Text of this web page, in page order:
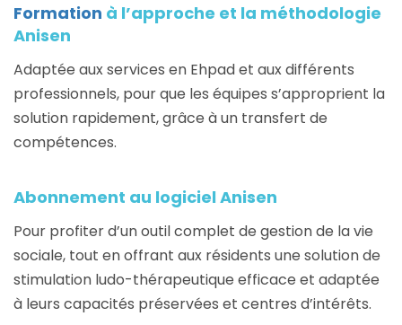
Formation à l’approche et la méthodologie
Anisen
Adaptée aux services en Ehpad et aux différents
professionnels, pour que les équipes s’approprient la
solution rapidement, grâce à un transfert de
compétences.
Abonnement au logiciel Anisen
Pour profiter d’un outil complet de gestion de la vie
sociale, tout en offrant aux résidents une solution de
stimulation ludo-thérapeutique efficace et adaptée
à leurs capacités préservées et centres d’intérêts.